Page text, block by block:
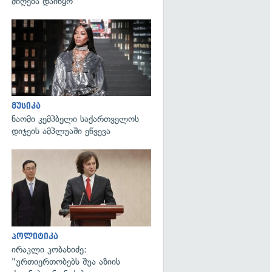
გადახედვა
მუსიკა
ნაომი კემპბელი საქართველოს
დიჯეის ამპლუაში ეწვევა
პოლიტიკა
ირაკლი კობახიძე:
"ურთიერთობებს შუა აზიის